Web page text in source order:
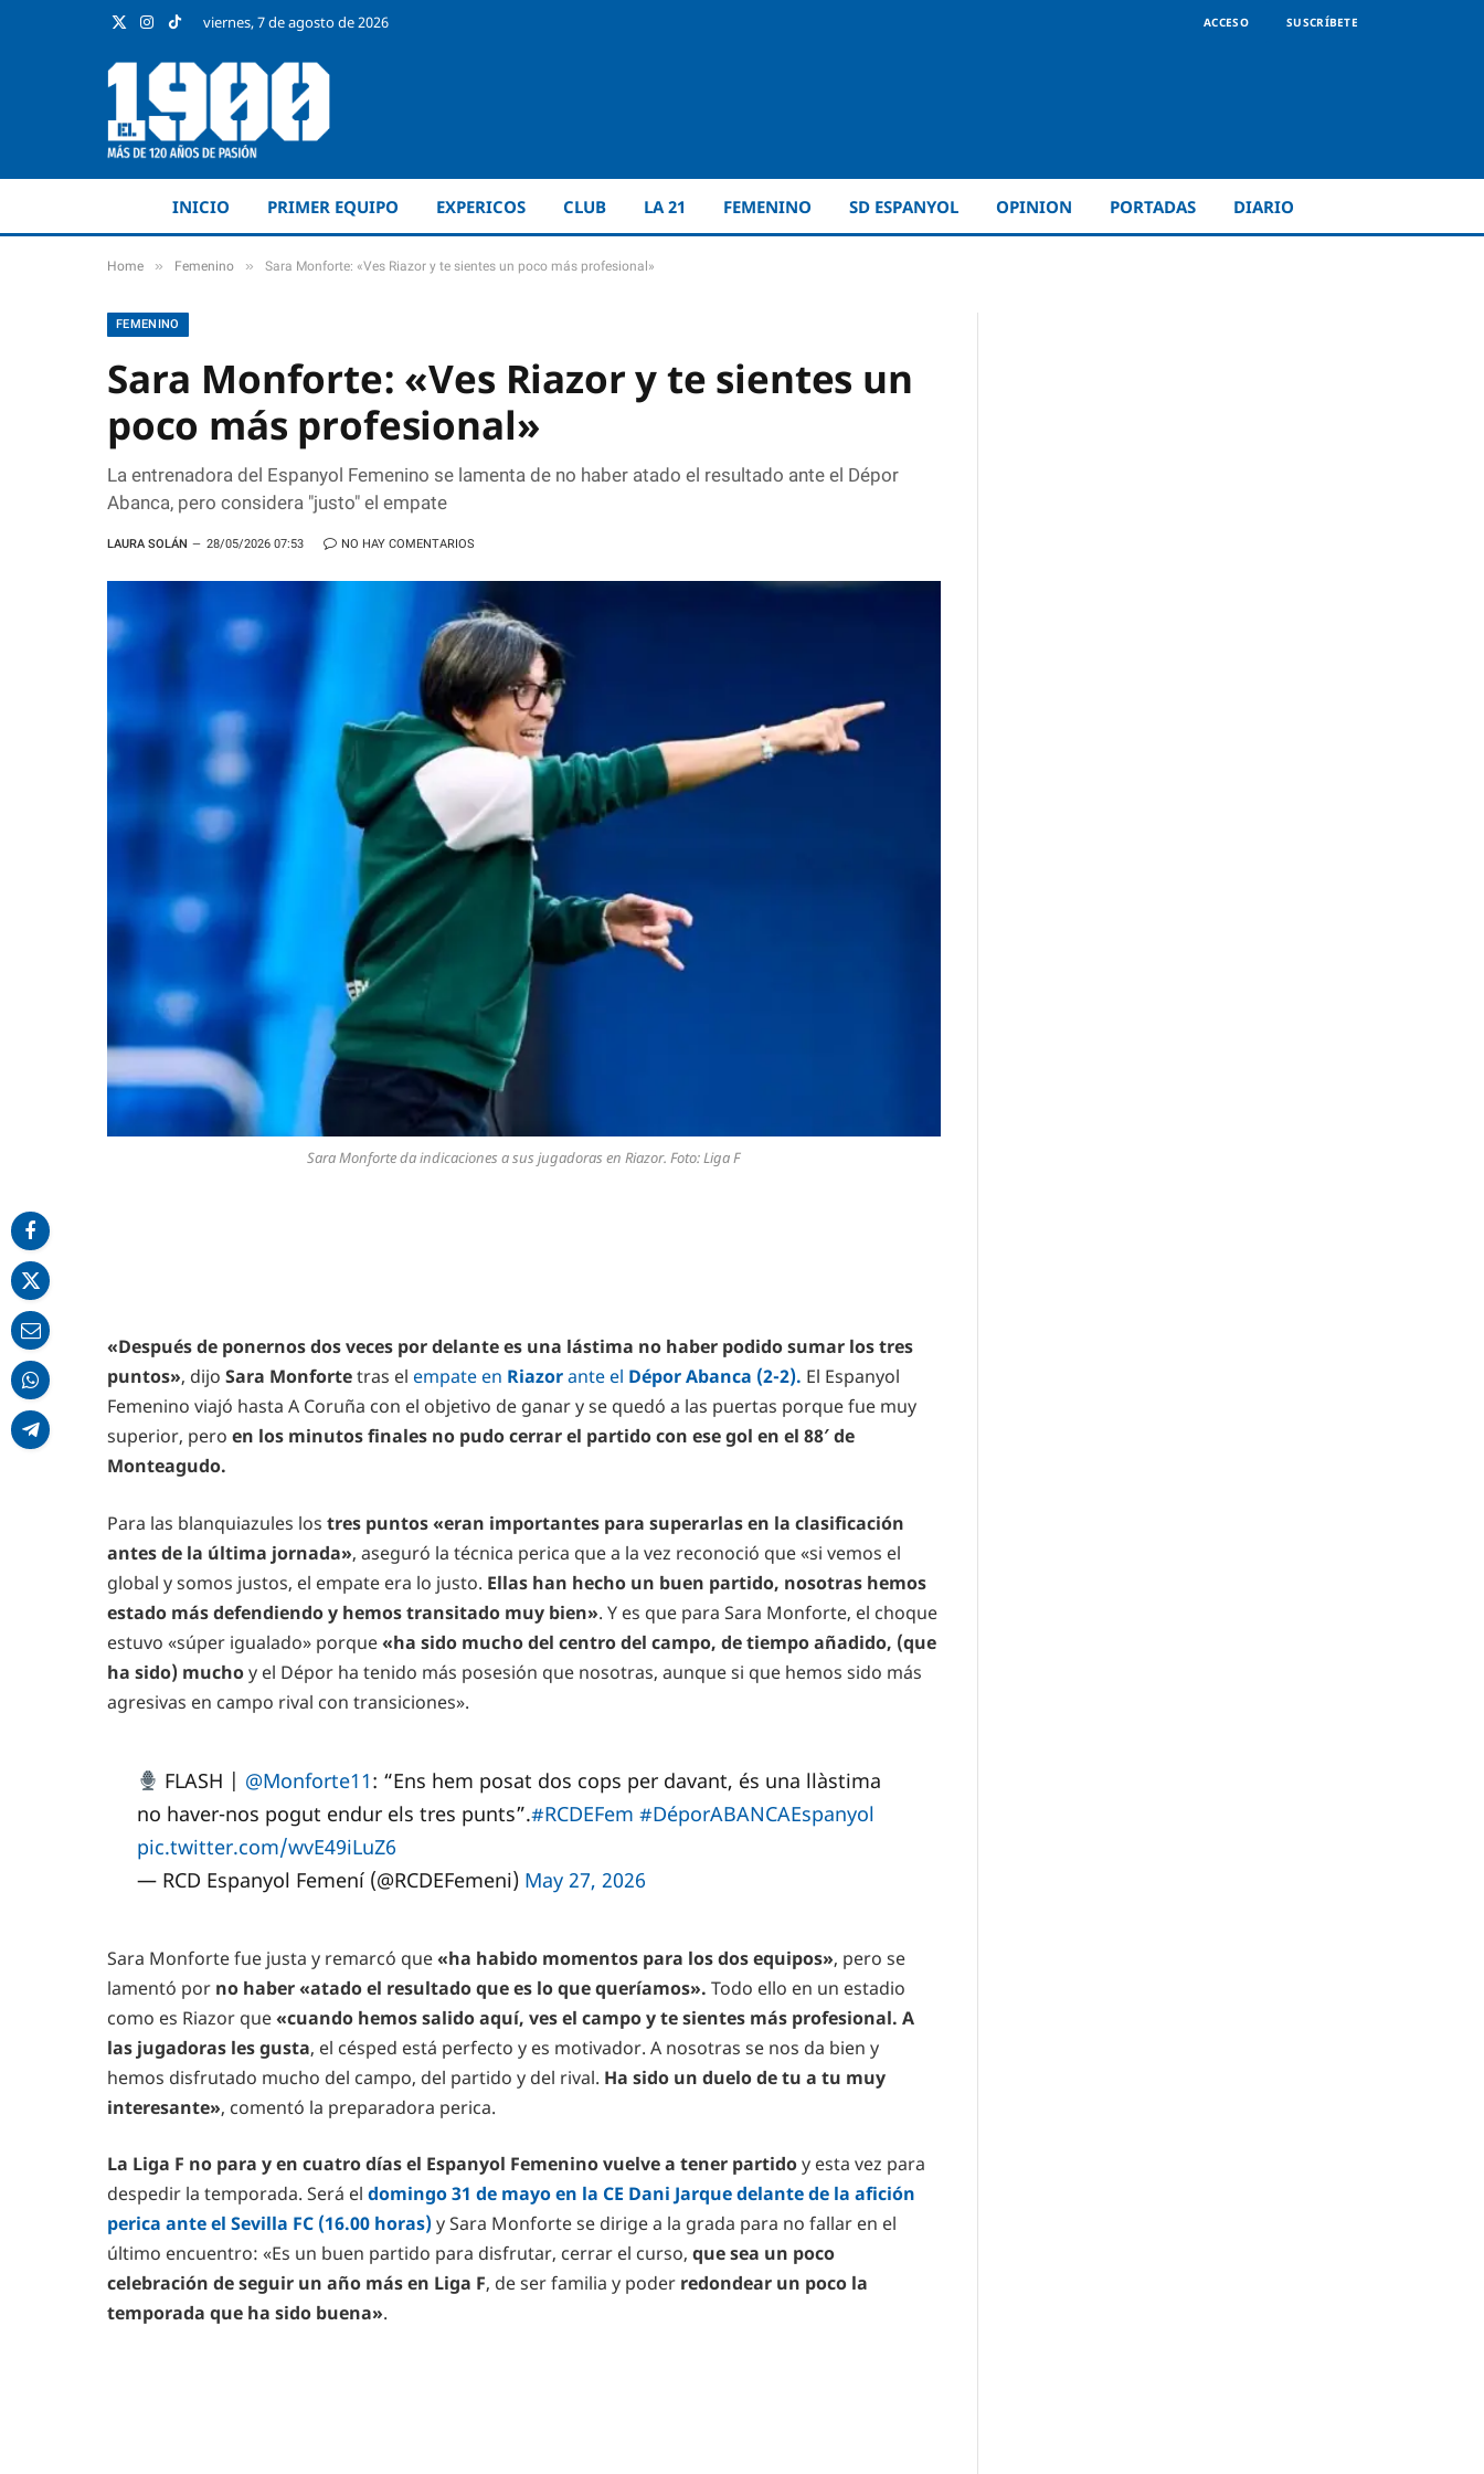
X
Instagram
TikTokviernes, 7 de agosto de 2026 ACCESO SUSCRÍBETE
INICIO PRIMER EQUIPO EXPERICOS CLUB LA 21 FEMENINO SD ESPANYOL OPINION PORTADAS DIARIO
Home » Femenino » Sara Monforte: «Ves Riazor y te sientes un poco más profesional»
FEMENINO
Sara Monforte: «Ves Riazor y te sientes un
poco más profesional»
La entrenadora del Espanyol Femenino se lamenta de no haber atado el resultado ante el Dépor
Abanca, pero considera "justo" el empate
LAURA SOLÁN 28/05/2026 07:53 NO HAY COMENTARIOS
Sara Monforte da indicaciones a sus jugadoras en Riazor. Foto: Liga F
«Después de ponernos dos veces por delante es una lástima no haber podido sumar los tres
puntos», dijo Sara Monfortetras el empate en Riazorante el Dépor Abanca (2-2). El Espanyol
Femenino viajó hasta A Coruña con el objetivo de ganar y se quedó a las puertas porque fue muy
superior, pero en los minutos finales no pudo cerrar el partido con ese gol en el 88′ de
Monteagudo.
Para las blanquiazules los tres puntos «eran importantes para superarlas en la clasificación
antes de la última jornada», aseguró la técnica perica que a la vez reconoció que «si vemos el
global y somos justos, el empate era lo justo. Ellas han hecho un buen partido, nosotras hemos
estado más defendiendo y hemos transitado muy bien». Y es que para Sara Monforte, el choque
estuvo «súper igualado» porque«ha sido mucho del centro del campo, de tiempo añadido, (que
ha sido) muchoy el Dépor ha tenido más posesión que nosotras, aunque si que hemos sido más
agresivas en campo rival con transiciones».
FLASH | @Monforte11: “Ens hem posat dos cops per davant, és una llàstima
no haver-nos pogut endur els tres punts”.#RCDEFem #DéporABANCAEspanyol
pic.twitter.com/wvE49iLuZ6
— RCD Espanyol Femení (@RCDEFemeni) May 27, 2026
Sara Monforte fue justa y remarcó que«ha habido momentos para los dos equipos», pero se
lamentó por no haber «atado el resultado que es lo que queríamos». Todo ello en un estadio
como es Riazor que«cuando hemos salido aquí, ves el campo y te sientes más profesional. A
las jugadoras les gusta, el césped está perfecto y es motivador. A nosotras se nos da bien y
hemos disfrutado mucho del campo, del partido y del rival. Ha sido un duelo de tu a tu muy
interesante», comentó la preparadora perica.
La Liga F no para y en cuatro días el Espanyol Femenino vuelve a tener partidoy esta vez para
despedir la temporada. Será el domingo 31 de mayo en la CE Dani Jarque delante de la afición
perica ante el Sevilla FC (16.00 horas)y Sara Monforte se dirige a la grada para no fallar en el
último encuentro: «Es un buen partido para disfrutar, cerrar el curso, que sea un poco
celebración de seguir un año más en Liga F, de ser familia y poder redondear un poco la
temporada que ha sido buena».